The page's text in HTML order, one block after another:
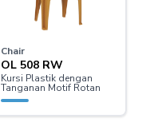
Chair
OL 508 RW
Kursi Plastik dengan
Tanganan Motif Rotan